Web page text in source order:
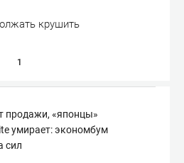
крушить
1
продажи, «японцы»
умирает: экономбум
сил